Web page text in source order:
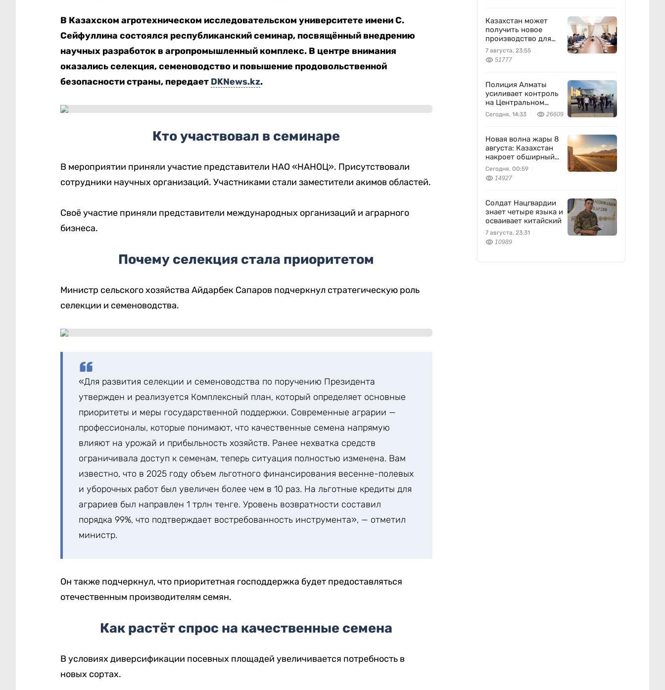
В Казахском агротехническом исследовательском университете имени С.
Сейфуллина состоялся республиканский семинар, посвящённый внедрению
научных разработок в агропромышленный комплекс. В центре внимания
оказались селекция, семеноводство и повышение продовольственной
безопасности страны, передает DKNews.kz.
Кто участвовал в семинаре
В мероприятии приняли участие представители НАО «НАНОЦ». Присутствовали
сотрудники научных организаций. Участниками стали заместители акимов областей.
Своё участие приняли представители международных организаций и аграрного
бизнеса.
Почему селекция стала приоритетом
Министр сельского хозяйства Айдарбек Сапаров подчеркнул стратегическую роль
селекции и семеноводства.
«Для развития селекции и семеноводства по поручению Президента
утвержден и реализуется Комплексный план, который определяет основные
приоритеты и меры государственной поддержки. Современные аграрии —
профессионалы, которые понимают, что качественные семена напрямую
влияют на урожай и прибыльность хозяйств. Ранее нехватка средств
ограничивала доступ к семенам, теперь ситуация полностью изменена. Вам
известно, что в 2025 году объем льготного финансирования весенне-полевых
и уборочных работ был увеличен более чем в 10 раз. На льготные кредиты для
аграриев был направлен 1 трлн тенге. Уровень возвратности составил
порядка 99%, что подтверждает востребованность инструмента», — отметил
министр.
Он также подчеркнул, что приоритетная господдержка будет предоставляться
отечественным производителям семян.
Как растёт спрос на качественные семена
В условиях диверсификации посевных площадей увеличивается потребность в
новых сортах.
Казахстан может
получить новое
производство для
химпрома и
энергетики
7 августа, 23:55
51777
Полиция Алматы
усиливает контроль
на Центральном
вещевом рынке
Сегодня, 14:33 26609
Новая волна жары 8
августа: Казахстан
накроет обширный
антициклон
Сегодня, 00:59
14927
Солдат Нацгвардии
знает четыре языка и
осваивает китайский
7 августа, 23:31
10989